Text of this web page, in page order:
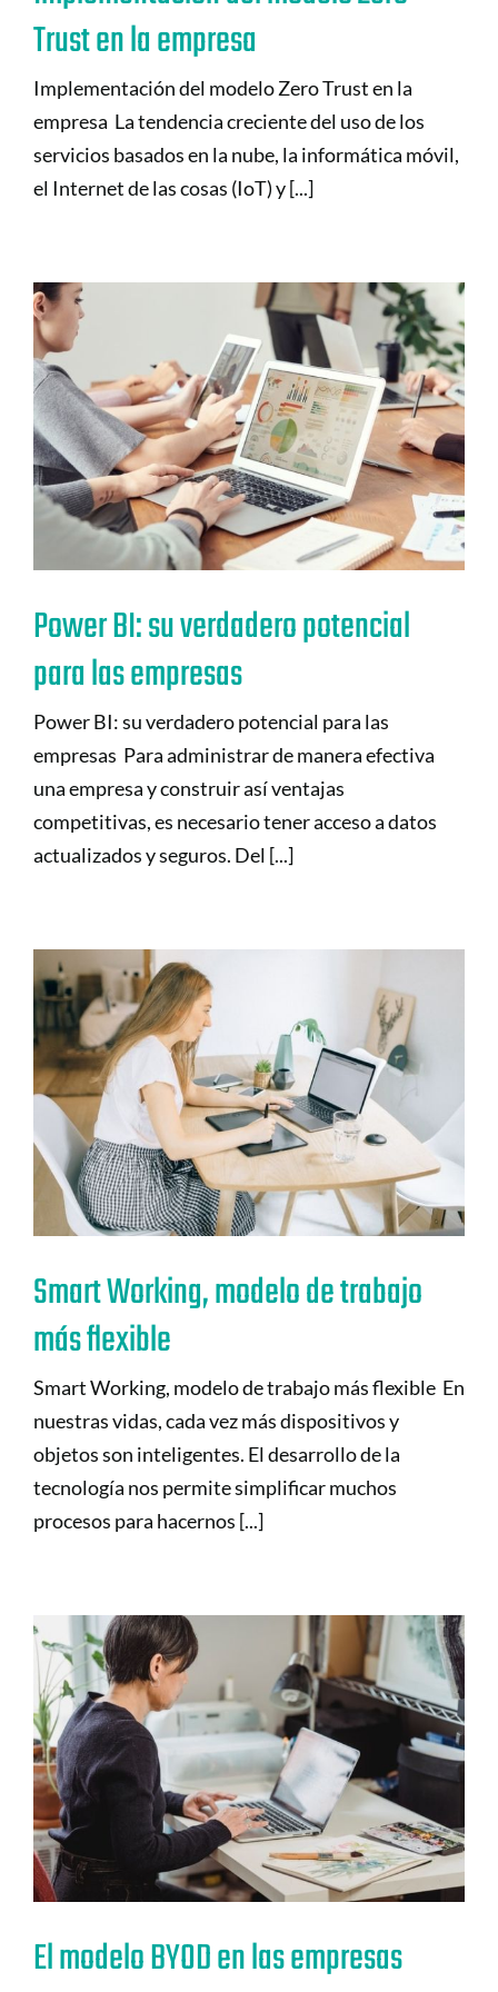
Trust en la empresa
Implementación del modelo Zero Trust en la
empresa La tendencia creciente del uso de los
servicios basados ​​en la nube, la informática móvil,
el Internet de las cosas (IoT) y [...]
Power BI: su verdadero potencial
para las empresas
Power BI: su verdadero potencial para las
empresas Para administrar de manera efectiva
una empresa y construir así ventajas
competitivas, es necesario tener acceso a datos
actualizados y seguros. Del [...]
Smart Working, modelo de trabajo
más flexible
Smart Working, modelo de trabajo más flexible En
nuestras vidas, cada vez más dispositivos y
objetos son inteligentes. El desarrollo de la
tecnología nos permite simplificar muchos
procesos para hacernos [...]
El modelo BYOD en las empresas